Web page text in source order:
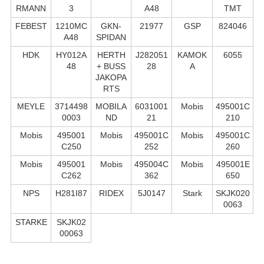
RMANN
3
A48
TMT
FEBEST
1210MC
A48
GKN-
SPIDAN
21977 GSP 824046
HDK
HY012A
48
HERTH
+ BUSS
JAKOPA
RTS
J282051
28
KAMOK
A
6055
MEYLE
3714498
0003
MOBILA
ND
6031001
21
Mobis
495001C
210
Mobis
495001
C250
Mobis
495001C
252
Mobis
495001C
260
Mobis
495001
C262
Mobis
495004C
362
Mobis
495001E
650
NPS
H281I87 RIDEX 5J0147 Stark
SKJK020
0063
STARKE
SKJK02
00063